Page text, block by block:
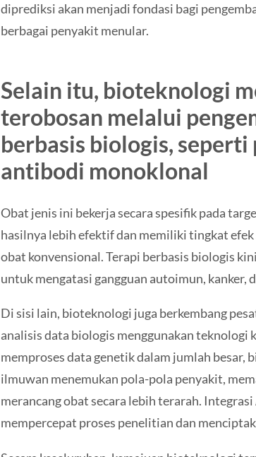
diprediksi akan menjadi fondasi bagi
berbagai penyakit menular.
Selain itu, bioteknologi
terobosan melalui
berbasis biologis,
antibodi monoklonal
Obat jenis ini bekerja secara spesifik pada
hasilnya lebih efektif dan memiliki tingkat
obat konvensional. Terapi berbasis biologis
untuk mengatasi gangguan autoimun, kanker,
Di sisi lain, bioteknologi juga berkembang
analisis data biologis menggunakan teknologi
memproses data genetik dalam jumlah
ilmuwan menemukan pola-pola penyakit,
merancang obat secara lebih terarah.
mempercepat proses penelitian dan